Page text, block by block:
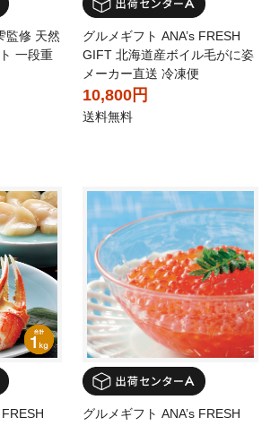
監修 天然
一段重
グルメギフト ANA’s FRESH
GIFT 北海道産ボイル毛がに姿
メーカー直送 冷凍便
10,800円
送料無料
グルメギフト ANA’s FRESH